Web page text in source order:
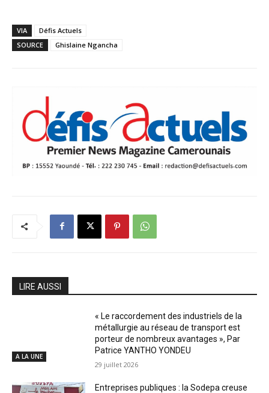
VIA
Défis Actuels
SOURCE
Ghislaine Ngancha
LIRE AUSSI
A LA UNE
« Le raccordement des industriels de la
métallurgie au réseau de transport est
porteur de nombreux avantages », Par
Patrice YANTHO YONDEU
29 juillet 2026
Entreprises publiques : la Sodepa creuse